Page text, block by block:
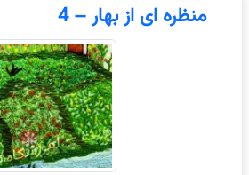
منظره ای از بهار – 4